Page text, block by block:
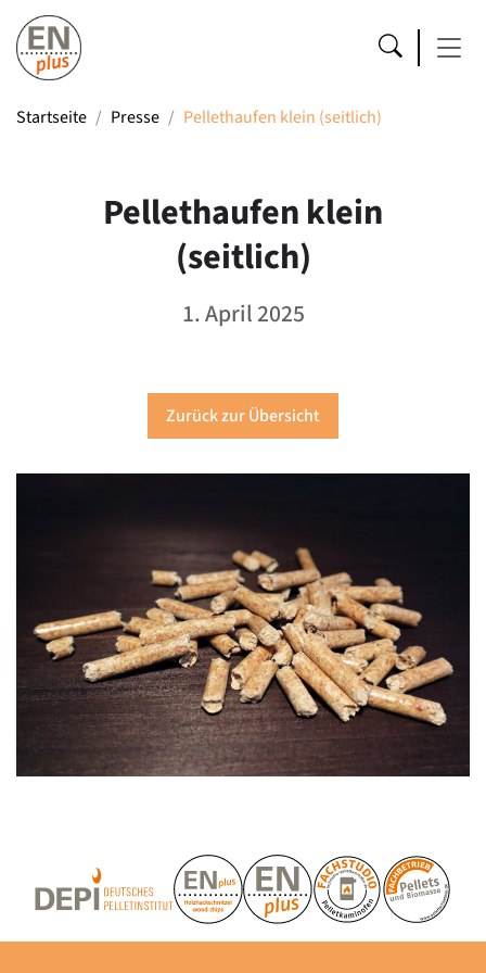
Startseite Presse Pellethaufen klein (seitlich)
Pellethaufen klein
(seitlich)
1. April 2025
Zurück zur Übersicht